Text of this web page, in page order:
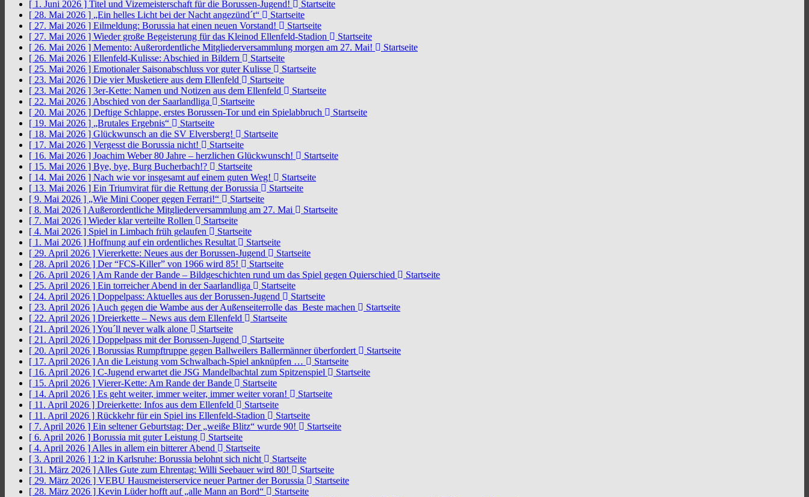
[ 1. Juni 2026 ] Titel und Vizemeisterschaft für die Borussen-Jugend!
Startseite
[ 28. Mai 2026 ] „Ein helles Licht bei der Nacht angezünd´t“
Startseite
[ 27. Mai 2026 ] Eilmeldung: Borussia hat einen neuen Vorstand!
Startseite
[ 27. Mai 2026 ] Wieder große Begeisterung für das Kleinod Ellenfeld-Stadion
Startseite
[ 26. Mai 2026 ] Memento: Außerordentliche Mitgliederversammlung morgen am 27. Mai!
Startseite
[ 26. Mai 2026 ] Ellenfeld-Kulisse: Abschied in Bildern
Startseite
[ 25. Mai 2026 ] Emotionaler Saisonabschluss vor guter Kulisse
Startseite
[ 23. Mai 2026 ] Die vier Musketiere aus dem Ellenfeld
Startseite
[ 23. Mai 2026 ] 3er-Kette: Namen und Notizen aus dem Ellenfeld
Startseite
[ 22. Mai 2026 ] Abschied von der Saarlandliga
Startseite
[ 20. Mai 2026 ] Deftige Schlappe, erstes Borussen-Tor und ein Spielabbruch
Startseite
[ 19. Mai 2026 ] „Brutales Ergebnis“
Startseite
[ 18. Mai 2026 ] Glückwunsch an die SV Elversberg!
Startseite
[ 17. Mai 2026 ] Vergesst die Borussia nicht!
Startseite
[ 16. Mai 2026 ] Joachim Weber 80 Jahre – herzlichen Glückwunsch!
Startseite
[ 15. Mai 2026 ] Bye, bye, Burg Bucherbach!?
Startseite
[ 14. Mai 2026 ] Nach wie vor insgesamt auf einem guten Weg!
Startseite
[ 13. Mai 2026 ] Ein Triumvirat für die Rettung der Borussia
Startseite
[ 9. Mai 2026 ] „Wie Mini Cooper gegen Ferrari!“
Startseite
[ 8. Mai 2026 ] Außerordentliche Mitgliederversammlung am 27. Mai
Startseite
[ 7. Mai 2026 ] Wieder klar verteilte Rollen
Startseite
[ 4. Mai 2026 ] Spiel in Limbach früh gelaufen
Startseite
[ 1. Mai 2026 ] Hoffnung auf ein ordentliches Resultat
Startseite
[ 29. April 2026 ] Viererkette: Neues aus der Borussen-Jugend
Startseite
[ 28. April 2026 ] Der “FCS-Killer” von 1966 wird 85!
Startseite
[ 26. April 2026 ] Am Rande der Bande – Bildgeschichten rund um das Spiel gegen Quierschied
Startseite
[ 25. April 2026 ] Ein torreicher Abend in der Saarlandliga
Startseite
[ 24. April 2026 ] Doppelpass: Aktuelles aus der Borussen-Jugend
Startseite
[ 23. April 2026 ] Auch gegen die Wambe aus der Außenseiterrolle das Beste machen
Startseite
[ 22. April 2026 ] Dreierkette – News aus dem Ellenfeld
Startseite
[ 21. April 2026 ]You´ll never walk alone
Startseite
[ 21. April 2026 ] Doppelpass mit der Borussen-Jugend
Startseite
[ 20. April 2026 ] Borussias Rumpftruppe gegen Ballweilers Ballermänner überfordert
Startseite
[ 17. April 2026 ] An die Leistung vom Schwalbach-Spiel anknüpfen …
Startseite
[ 16. April 2026 ] C-Jugend erwartet die JSG Mandelbachtal zum Spitzenspiel
Startseite
[ 15. April 2026 ] Vierer-Kette: Am Rande der Bande
Startseite
[ 14. April 2026 ] Es geht weiter, immer weiter, immer weiter voran!
Startseite
[ 11. April 2026 ] Dreierkette: Infos aus dem Ellenfeld
Startseite
[ 11. April 2026 ] Rückkehr für ein Spiel ins Ellenfeld-Stadion
Startseite
[ 7. April 2026 ] Ein seltener Geburtstag: Der „weiße Blitz“ wurde 90!
Startseite
[ 6. April 2026 ] Borussia mit guter Leistung
Startseite
[ 4. April 2026 ] Alles in allem ein bitterer Abend
Startseite
[ 3. April 2026 ] 1:2 in Karlsruhe: Borussia belohnt sich nicht
Startseite
[ 31. März 2026 ] Alles Gute zum Ehrentag: Willi Seebauer wird 80!
Startseite
[ 29. März 2026 ] VEBU Hausmeisterservice neuer Partner der Borussia
Startseite
[ 28. März 2026 ] Kevin Lüder hofft auf „alle Mann an Bord“
Startseite